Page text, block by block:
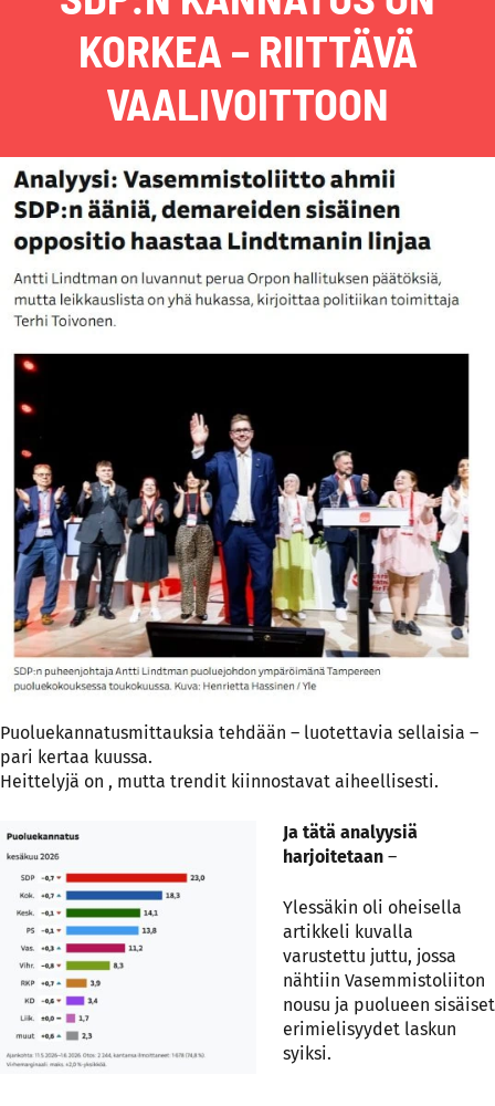
KORKEA – RIITTÄVÄ
VAALIVOITTOON
Puoluekannatusmittauksia tehdään – luotettavia sellaisia –
pari kertaa kuussa.
Heittelyjä on , mutta trendit kiinnostavat aiheellisesti.
Ja tätä analyysiä
harjoitetaan –
Ylessäkin oli oheisella
artikkeli kuvalla
varustettu juttu, jossa
nähtiin Vasemmistoliiton
nousu ja puolueen sisäiset
erimielisyydet laskun
syiksi.